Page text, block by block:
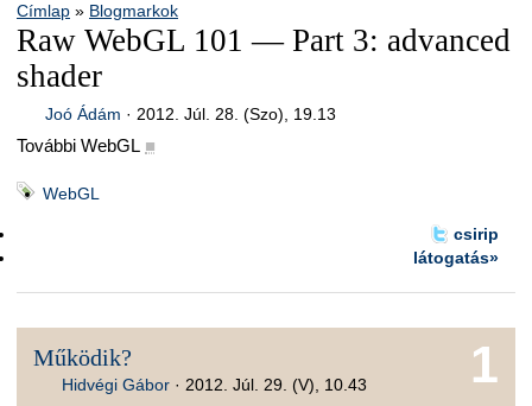
Címlap » Blogmarkok
Raw WebGL 101 — Part 3: advanced
shader
Joó Ádám · 2012. Júl. 28. (Szo), 19.13
További WebGL ■
WebGL
csirip
látogatás»
1
Működik?
Hidvégi Gábor · 2012. Júl. 29. (V), 10.43